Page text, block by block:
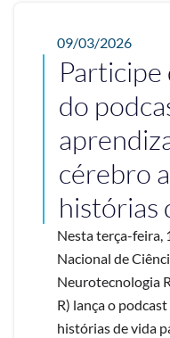
09/03/2026
do
cérebro
histórias
Nesta terça-feira,
Nacional de
Neurotecnologia
R) lança o
histórias de vida